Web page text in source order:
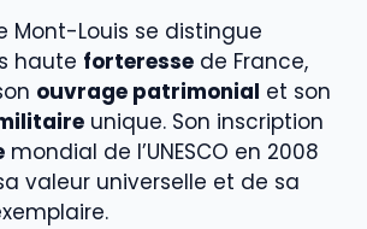
Mont-Louis se distingue
haute forteresse de France,
ouvrage patrimonial et son
unique. Son inscription
mondial de l’UNESCO en 2008
valeur universelle et de sa